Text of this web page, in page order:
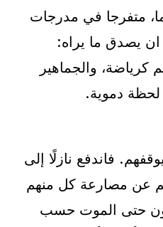
متفرجا في مدرجات
ان يصدق ما يراه:
والجماهير
دموية.
فاندفع نازلًا إلى
عن مصارعة كل منهم
حتى الموت حسب